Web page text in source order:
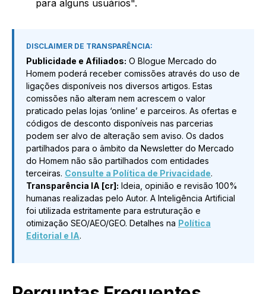
para alguns usuários".
DISCLAIMER DE TRANSPARÊNCIA:
Publicidade e Afiliados: O Blogue Mercado do
Homem poderá receber comissões através do uso de
ligações disponíveis nos diversos artigos. Estas
comissões não alteram nem acrescem o valor
praticado pelas lojas ‘online’ e parceiros. As ofertas e
códigos de desconto disponíveis nas parcerias
podem ser alvo de alteração sem aviso. Os dados
partilhados para o âmbito da Newsletter do Mercado
do Homem não são partilhados com entidades
terceiras. Consulte a Política de Privacidade.
Transparência IA [cr]: Ideia, opinião e revisão 100%
humanas realizadas pelo Autor. A Inteligência Artificial
foi utilizada estritamente para estruturação e
otimização SEO/AEO/GEO. Detalhes na Política
Editorial e IA.